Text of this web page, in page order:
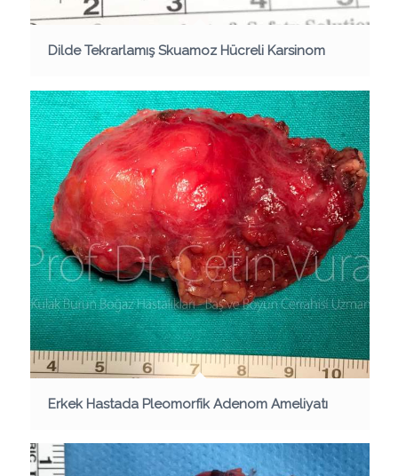
Dilde Tekrarlamış Skuamoz Hücreli Karsinom
Erkek Hastada Pleomorfik Adenom Ameliyatı